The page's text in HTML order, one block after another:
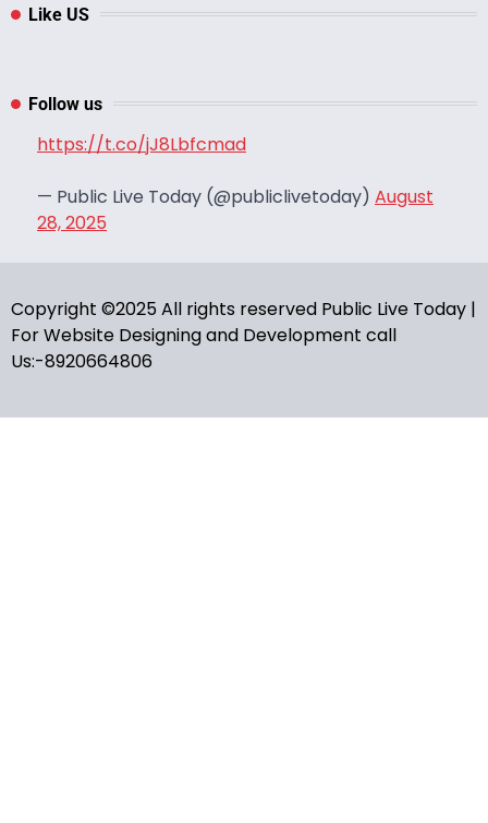
Like US
Follow us
https://t.co/jJ8Lbfcmad
— Public Live Today (@publiclivetoday) August
28, 2025
Copyright ©2025 All rights reserved Public Live Today |
For Website Designing and Development call
Us:-8920664806